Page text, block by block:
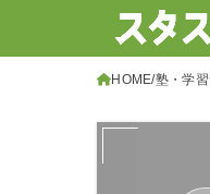
HOME 塾・学